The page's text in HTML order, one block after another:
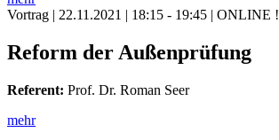
Vortrag | 22.11.2021 | 18:15 - 19:45 | ONLINE !
Reform der Außenprüfung
Referent: Prof. Dr. Roman Seer
mehr